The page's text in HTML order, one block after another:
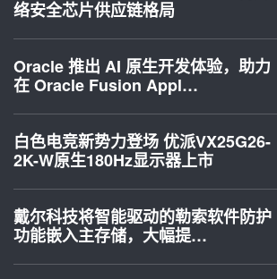
络安全芯片供应链格局
Oracle 推出 AI 原生开发体验，助力
在 Oracle Fusion Appl…
白色电竞新势力登场 优派VX25G26-
2K-W原生180Hz显示器上市
戴尔科技将智能驱动的勒索软件防护
功能嵌入主存储，大幅提…